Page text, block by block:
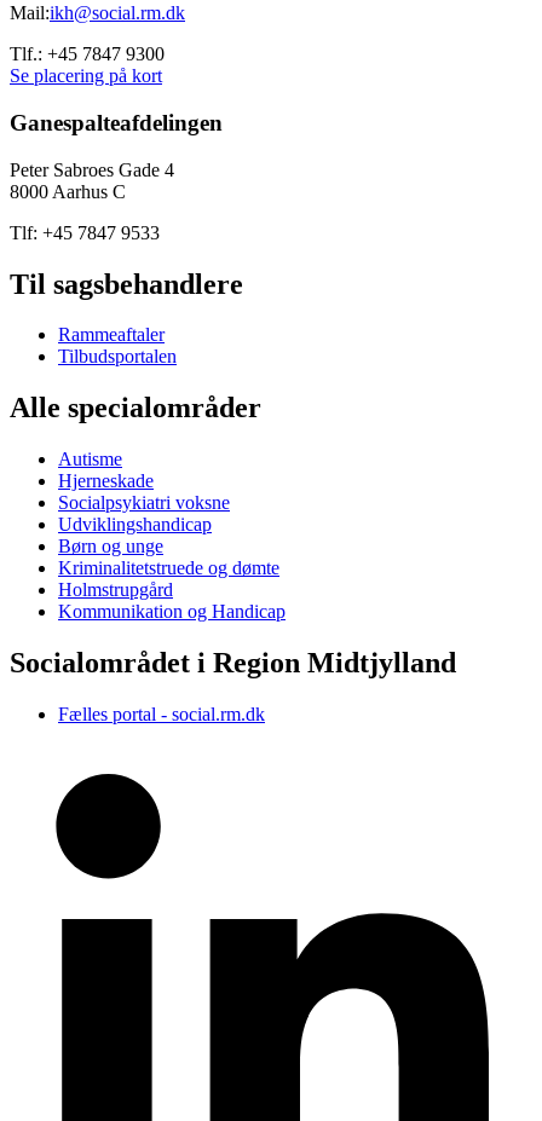
Mail:ikh@social.rm.dk
Tlf.: +45 7847 9300
Se placering på kort
Ganespalteafdelingen
Peter Sabroes Gade 4
8000 Aarhus C
Tlf: +45 7847 9533
Til sagsbehandlere
Rammeaftaler
Tilbudsportalen
Alle specialområder
Autisme
Hjerneskade
Socialpsykiatri voksne
Udviklingshandicap
Børn og unge
Kriminalitetstruede og dømte
Holmstrupgård
Kommunikation og Handicap
Socialområdet i Region Midtjylland
Fælles portal - social.rm.dk